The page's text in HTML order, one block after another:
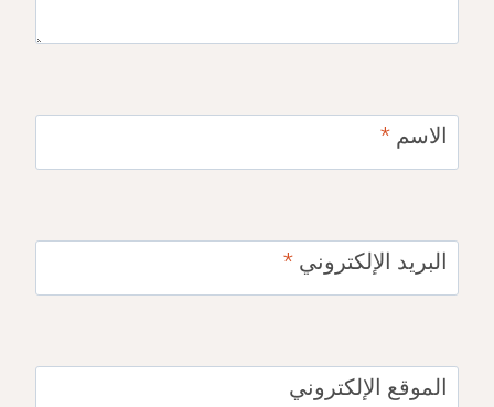
الاسم *
البريد الإلكتروني *
الموقع الإلكتروني